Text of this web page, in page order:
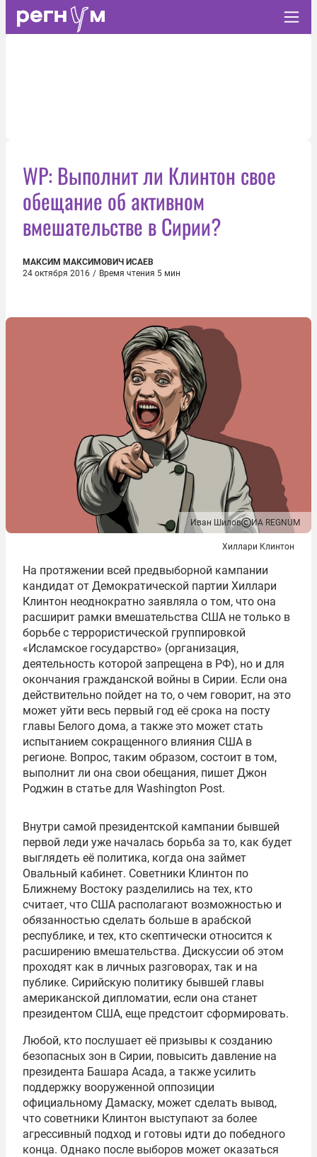
WP: Выполнит ли Клинтон свое
обещание об активном
вмешательстве в Сирии?
МАКСИМ МАКСИМОВИЧ ИСАЕВ
24 октября 2016 / Время чтения 5 мин
Иван Шилов ИА REGNUM
Хиллари Клинтон
На протяжении всей предвыборной кампании
кандидат от Демократической партии Хиллари
Клинтон неоднократно заявляла о том, что она
расширит рамки вмешательства США не только в
борьбе с террористической группировкой
«Исламское государство» (организация,
деятельность которой запрещена в РФ), но и для
окончания гражданской войны в Сирии. Если она
действительно пойдет на то, о чем говорит, на это
может уйти весь первый год её срока на посту
главы Белого дома, а также это может стать
испытанием сокращенного влияния США в
регионе. Вопрос, таким образом, состоит в том,
выполнит ли она свои обещания, пишет Джон
Роджин в статье для Washington Post.
Внутри самой президентской кампании бывшей
первой леди уже началась борьба за то, как будет
выглядеть её политика, когда она займет
Овальный кабинет. Советники Клинтон по
Ближнему Востоку разделились на тех, кто
считает, что США располагают возможностью и
обязанностью сделать больше в арабской
республике, и тех, кто скептически относится к
расширению вмешательства. Дискуссии об этом
проходят как в личных разговорах, так и на
публике. Сирийскую политику бывшей главы
американской дипломатии, если она станет
президентом США, еще предстоит сформировать.
Любой, кто послушает её призывы к созданию
безопасных зон в Сирии, повысить давление на
президента Башара Асада, а также усилить
поддержку вооруженной оппозиции
официальному Дамаску, может сделать вывод,
что советники Клинтон выступают за более
агрессивный подход и готовы идти до победного
конца. Однако после выборов может оказаться